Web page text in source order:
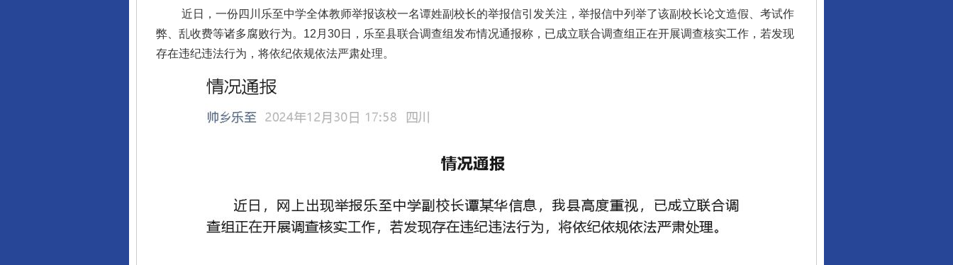
近日，一份四川乐至中学全体教师举报该校一名谭姓副校长的举报信引发关注，举报信中列举了该副校长论文造假、考试作
弊、乱收费等诸多腐败行为。12月30日，乐至县联合调查组发布情况通报称，已成立联合调查组正在开展调查核实工作，若发现
存在违纪违法行为，将依纪依规依法严肃处理。